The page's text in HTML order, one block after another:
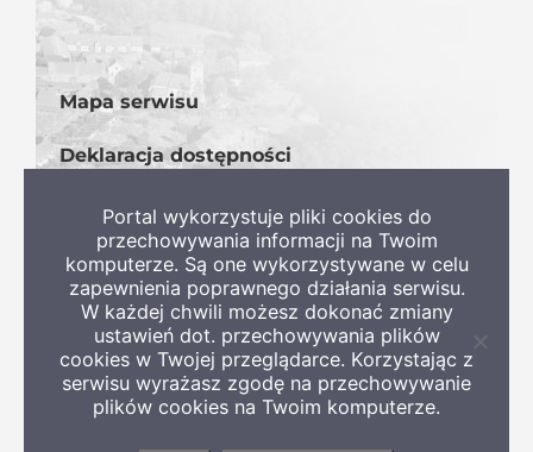
Mapa serwisu
Deklaracja dostępności
Copyright 2022 Gmina Szczaniec
Portal wykorzystuje pliki cookies do
przechowywania informacji na Twoim
komputerze. Są one wykorzystywane w celu
zapewnienia poprawnego działania serwisu.
W każdej chwili możesz dokonać zmiany
ustawień dot. przechowywania plików
cookies w Twojej przeglądarce. Korzystając z
serwisu wyrażasz zgodę na przechowywanie
plików cookies na Twoim komputerze.